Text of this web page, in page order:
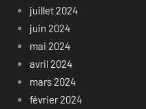
juillet 2024
juin 2024
mai 2024
avril 2024
mars 2024
février 2024